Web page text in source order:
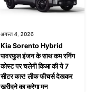
अगस्त 4, 2026
Kia Sorento Hybrid
पावरफुल इंजन के साथ कम रनिंग
कोस्ट पर चलेगी किआ की ये 7
सीटर कार! लीक फीचर्स देखकर
खरीदने का करेगा मन